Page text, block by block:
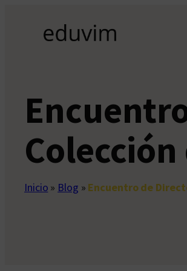
contenido
Inicio » Blog » Encuentro de